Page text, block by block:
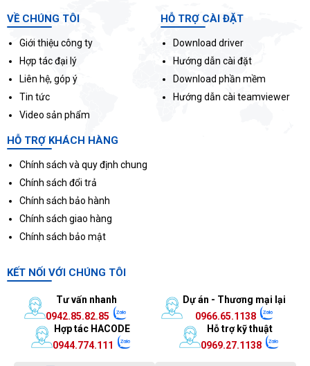
VỀ CHÚNG TÔI
Giới thiệu công ty
Hợp tác đại lý
Liên hệ, góp ý
Tin tức
Video sản phẩm
HỖ TRỢ CÀI ĐẶT
Download driver
Hướng dẫn cài đặt
Download phần mềm
Hướng dẫn cài teamviewer
HỖ TRỢ KHÁCH HÀNG
Chính sách và quy định chung
Chính sách đổi trả
Chính sách bảo hành
Chính sách giao hàng
Chính sách bảo mật
KẾT NỐI VỚI CHÚNG TÔI
Tư vấn nhanh
0942.85.82.85
Dự án - Thương mại lại
0966.65.1138
Hợp tác HACODE
0944.774.111
Hỗ trợ kỹ thuật
0969.27.1138